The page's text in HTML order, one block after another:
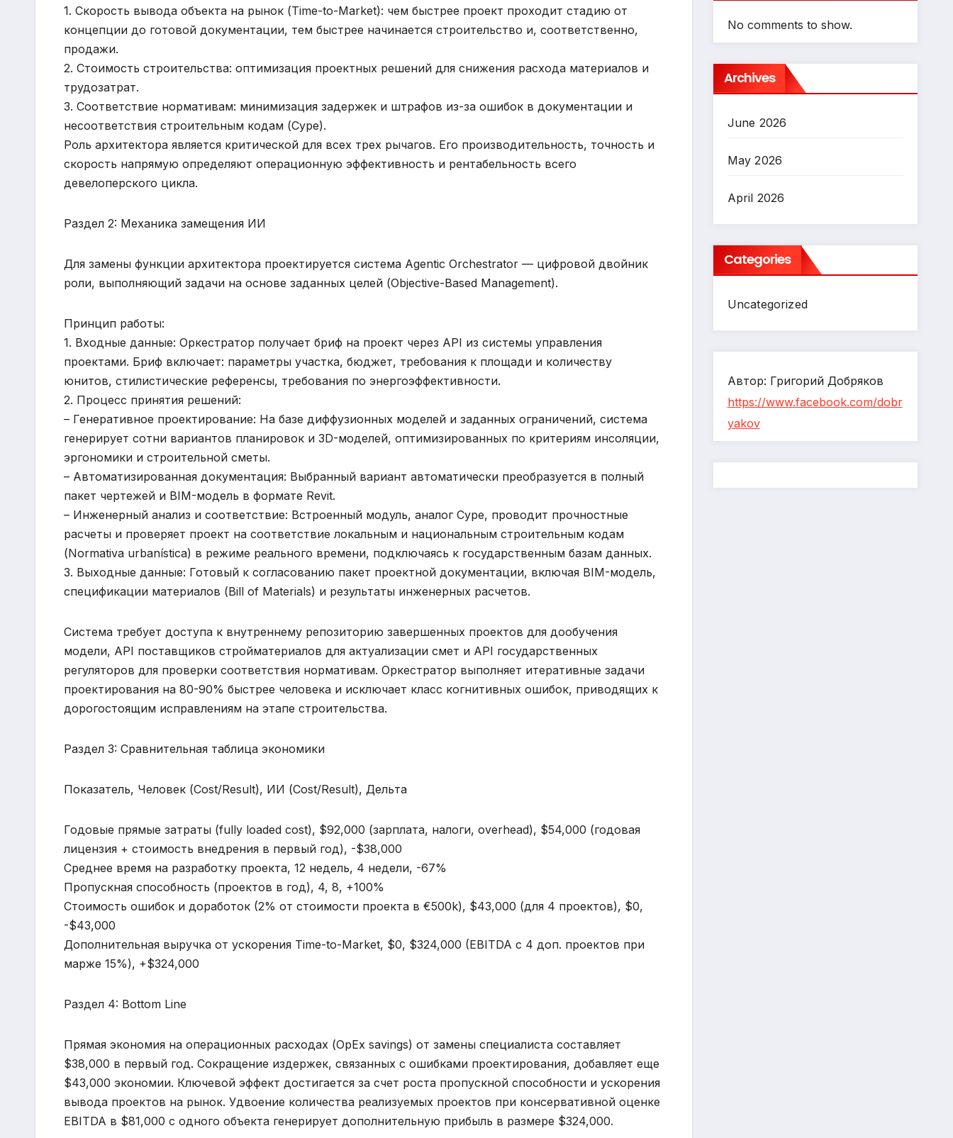
1. Скорость вывода объекта на рынок (Time-to-Market): чем быстрее проект проходит стадию от
концепции до готовой документации, тем быстрее начинается строительство и, соответственно,
продажи.
2. Стоимость строительства: оптимизация проектных решений для снижения расхода материалов и
трудозатрат.
3. Соответствие нормативам: минимизация задержек и штрафов из-за ошибок в документации и
несоответствия строительным кодам (Cype).
Роль архитектора является критической для всех трех рычагов. Его производительность, точность и
скорость напрямую определяют операционную эффективность и рентабельность всего
девелоперского цикла.
Раздел 2: Механика замещения ИИ
Для замены функции архитектора проектируется система Agentic Orchestrator — цифровой двойник
роли, выполняющий задачи на основе заданных целей (Objective-Based Management).
Принцип работы:
1. Входные данные: Оркестратор получает бриф на проект через API из системы управления
проектами. Бриф включает: параметры участка, бюджет, требования к площади и количеству
юнитов, стилистические референсы, требования по энергоэффективности.
2. Процесс принятия решений:
– Генеративное проектирование: На базе диффузионных моделей и заданных ограничений, система
генерирует сотни вариантов планировок и 3D-моделей, оптимизированных по критериям инсоляции,
эргономики и строительной сметы.
– Автоматизированная документация: Выбранный вариант автоматически преобразуется в полный
пакет чертежей и BIM-модель в формате Revit.
– Инженерный анализ и соответствие: Встроенный модуль, аналог Cype, проводит прочностные
расчеты и проверяет проект на соответствие локальным и национальным строительным кодам
(Normativa urbanística) в режиме реального времени, подключаясь к государственным базам данных.
3. Выходные данные: Готовый к согласованию пакет проектной документации, включая BIM-модель,
спецификации материалов (Bill of Materials) и результаты инженерных расчетов.
Система требует доступа к внутреннему репозиторию завершенных проектов для дообучения
модели, API поставщиков стройматериалов для актуализации смет и API государственных
регуляторов для проверки соответствия нормативам. Оркестратор выполняет итеративные задачи
проектирования на 80-90% быстрее человека и исключает класс когнитивных ошибок, приводящих к
дорогостоящим исправлениям на этапе строительства.
Раздел 3: Сравнительная таблица экономики
Показатель, Человек (Cost/Result), ИИ (Cost/Result), Дельта
Годовые прямые затраты (fully loaded cost), $92,000 (зарплата, налоги, overhead), $54,000 (годовая
лицензия + стоимость внедрения в первый год), -$38,000
Среднее время на разработку проекта, 12 недель, 4 недели, -67%
Пропускная способность (проектов в год), 4, 8, +100%
Стоимость ошибок и доработок (2% от стоимости проекта в €500k), $43,000 (для 4 проектов), $0,
-$43,000
Дополнительная выручка от ускорения Time-to-Market, $0, $324,000 (EBITDA с 4 доп. проектов при
марже 15%), +$324,000
Раздел 4: Bottom Line
Прямая экономия на операционных расходах (OpEx savings) от замены специалиста составляет
$38,000 в первый год. Сокращение издержек, связанных с ошибками проектирования, добавляет еще
$43,000 экономии. Ключевой эффект достигается за счет роста пропускной способности и ускорения
вывода проектов на рынок. Удвоение количества реализуемых проектов при консервативной оценке
EBITDA в $81,000 с одного объекта генерирует дополнительную прибыль в размере $324,000.
No comments to show.
Archives
June 2026
May 2026
April 2026
Categories
Uncategorized
Автор: Григорий Добряков
https://www.facebook.com/dobr
yakov